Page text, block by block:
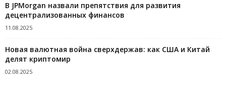
В JPMorgan назвали препятствия для развития
децентрализованных финансов
11.08.2025
Новая валютная война сверхдержав: как США и Китай
делят криптомир
02.08.2025